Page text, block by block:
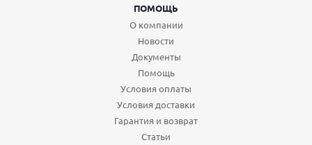
ПОМОЩЬ
О компании
Новости
Документы
Помощь
Условия оплаты
Условия доставки
Гарантия и возврат
Статьи